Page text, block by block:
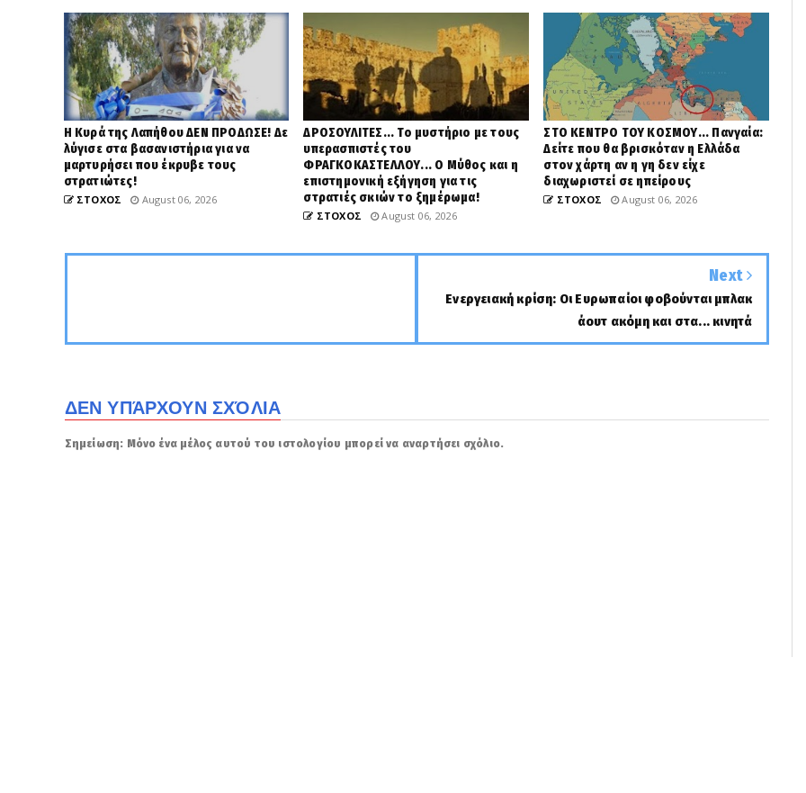
Η Κυρά της Λαπήθου ΔΕΝ ΠΡΟΔΩΣΕ! Δε
λύγισε στα βασανιστήρια για να
μαρτυρήσει που έκρυβε τους
στρατιώτες!
ΣΤΟΧΟΣ August 06, 2026
ΔΡΟΣΟΥΛΙΤΕΣ... Το μυστήριο με τους
υπερασπιστές του
ΦΡΑΓΚΟΚΑΣΤΕΛΛΟΥ... Ο Μύθος και η
επιστημονική εξήγηση για τις
στρατιές σκιών το ξημέρωμα!
ΣΤΟΧΟΣ August 06, 2026
ΣΤΟ ΚΕΝΤΡΟ ΤΟΥ ΚΟΣΜΟΥ... Πανγαία:
Δείτε που θα βρισκόταν η Ελλάδα
στον χάρτη αν η γη δεν είχε
διαχωριστεί σε ηπείρους
ΣΤΟΧΟΣ August 06, 2026
Next
Ενεργειακή κρίση: Οι Ευρωπαίοι φοβούνται μπλακ
άουτ ακόμη και στα... κινητά
ΔΕΝ ΥΠΆΡΧΟΥΝ ΣΧΌΛΙΑ
Σημείωση: Μόνο ένα μέλος αυτού του ιστολογίου μπορεί να αναρτήσει σχόλιο.